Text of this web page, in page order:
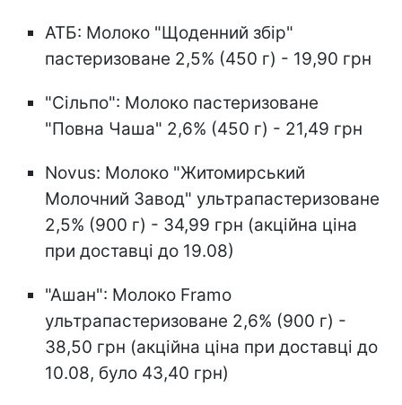
АТБ: Молоко "Щоденний збір"
пастеризоване 2,5% (450 г) - 19,90 грн
"Сільпо": Молоко пастеризоване
"Повна Чаша" 2,6% (450 г) - 21,49 грн
Novus: Молоко "Житомирський
Молочний Завод" ультрапастеризоване
2,5% (900 г) - 34,99 грн (акційна ціна
при доставці до 19.08)
"Ашан": Молоко Framo
ультрапастеризоване 2,6% (900 г) -
38,50 грн (акційна ціна при доставці до
10.08, було 43,40 грн)